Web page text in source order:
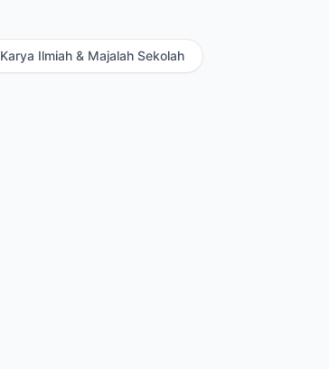
Karya Ilmiah & Majalah Sekolah